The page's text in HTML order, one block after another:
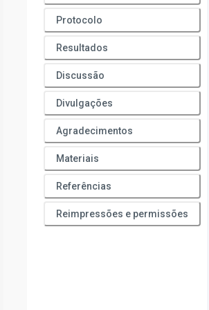
Protocolo
Resultados
Discussão
Divulgações
Agradecimentos
Materiais
Referências
Reimpressões e permissões